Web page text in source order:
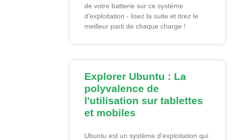
de votre batterie sur ce système
d'exploitation - lisez la suite et tirez le
meilleur parti de chaque charge !
Explorer Ubuntu : La
polyvalence de
l'utilisation sur tablettes
et mobiles
Ubuntu est un système d'exploitation qui